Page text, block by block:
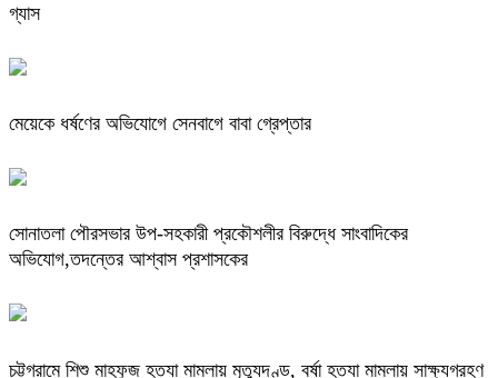
গ্যাস
মেয়েকে ধর্ষণের অভিযোগে সেনবাগে বাবা গ্রেপ্তার
সোনাতলা পৌরসভার উপ-সহকারী প্রকৌশলীর বিরুদ্ধে সাংবাদিকের
অভিযোগ,তদন্তের আশ্বাস প্রশাসকের
চট্টগ্রামে শিশু মাহফুজ হত্যা মামলায় মৃত্যুদণ্ড, বর্ষা হত্যা মামলায় সাক্ষ্যগ্রহণ